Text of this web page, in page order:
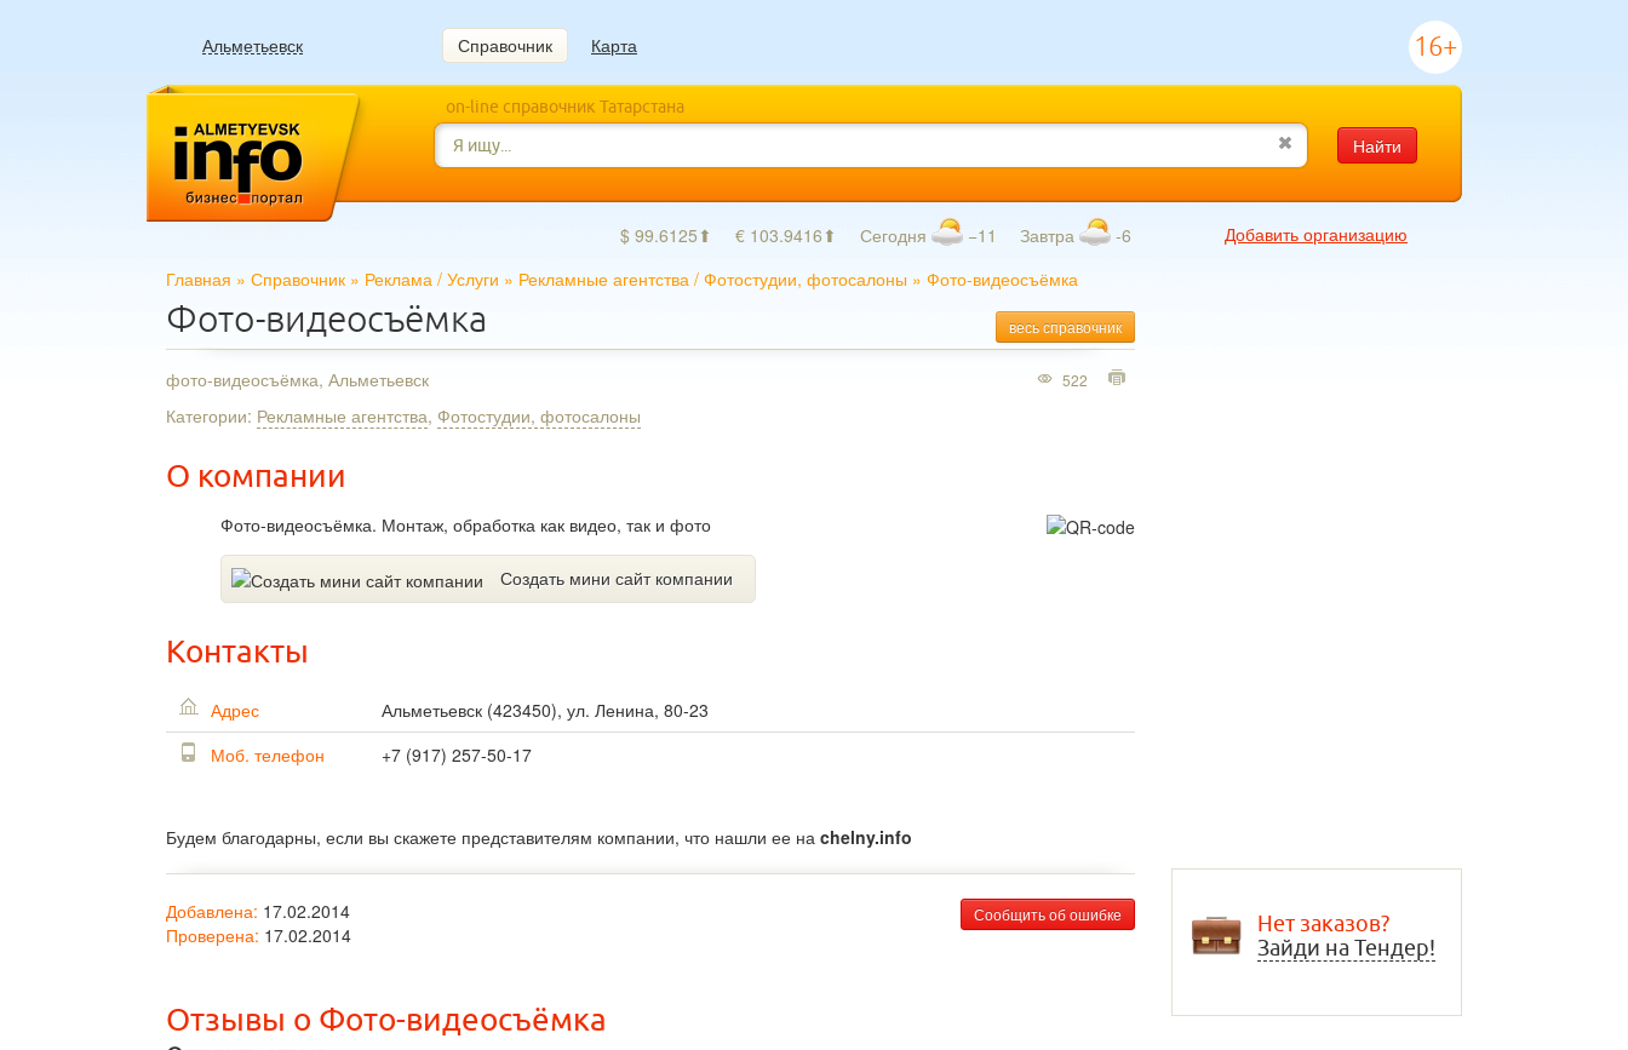
Альметьевск Справочник Карта 16+
on-line справочник Татарстана
Найти
$ 99.6125⬆ € 103.9416⬆ Сегодня −11 Завтра -6
Добавить организацию
Главная » Справочник » Реклама / Услуги » Рекламные агентства / Фотостудии, фотосалоны » Фото-видеосъёмка
весь справочник
Фото-видеосъёмка
фото-видеосъёмка, Альметьевск
Категории: Рекламные агентства, Фотостудии, фотосалоны
О компании
Фото-видеосъёмка. Монтаж, обработка как видео, так и фото
Создать мини сайт компании
522
Контакты
Адрес Альметьевск (423450), ул. Ленина, 80-23
Моб. телефон
+7 (917) 257-50-17
Будем благодарны, если вы скажете представителям компании, что нашли ее на chelny.info
Сообщить об ошибке
Добавлена: 17.02.2014
Проверена: 17.02.2014
Отзывы о Фото-видеосъёмка
Нет заказов?
Зайди на Тендер!